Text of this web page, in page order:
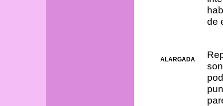
de
ALARGADA